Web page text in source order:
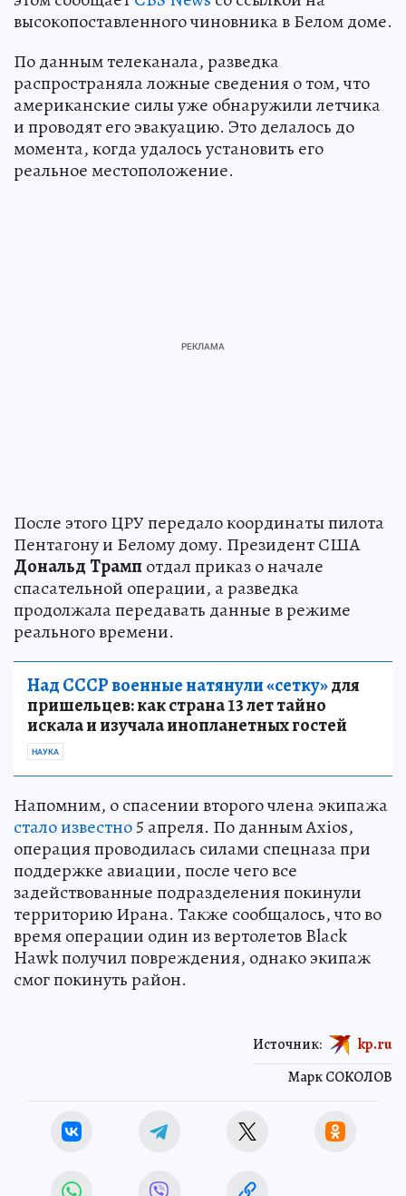
высокопоставленного чиновника в Белом доме.
По данным телеканала, разведка
распространяла ложные сведения о том, что
американские силы уже обнаружили летчика
и проводят его эвакуацию. Это делалось до
момента, когда удалось установить его
реальное местоположение.
После этого ЦРУ передало координаты пилота
Пентагону и Белому дому. Президент США
Дональд Трамп отдал приказ о начале
спасательной операции, а разведка
продолжала передавать данные в режиме
реального времени.
Над СССР военные натянули «сетку»для
пришельцев: как страна 13 лет тайно
искала и изучала инопланетных гостей
НАУКА
Напомним, о спасении второго члена экипажа
стало известно5 апреля. По данным Axios,
операция проводилась силами спецназа при
поддержке авиации, после чего все
задействованные подразделения покинули
территорию Ирана. Также сообщалось, что во
время операции один из вертолетов Black
Hawk получил повреждения, однако экипаж
смог покинуть район.
Марк СОКОЛОВ
Источник: kp.ru